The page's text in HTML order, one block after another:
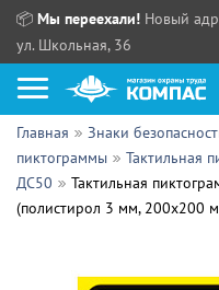
📦 Мы переехали! Новый
ул. Школьная, 36
Как купить?
Прайс-листы
Главная Знаки
пиктограммы
Тактильная
ДС50
Тактильная
(полистирол 3 мм, 200х200